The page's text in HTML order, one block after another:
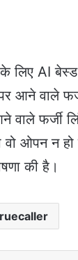
लिए AI
आने वाले
फर्जी
वो ओपन न
की है।